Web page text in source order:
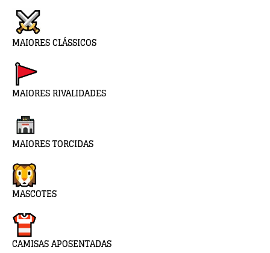
MAIORES CLÁSSICOS
MAIORES RIVALIDADES
MAIORES TORCIDAS
MASCOTES
CAMISAS APOSENTADAS